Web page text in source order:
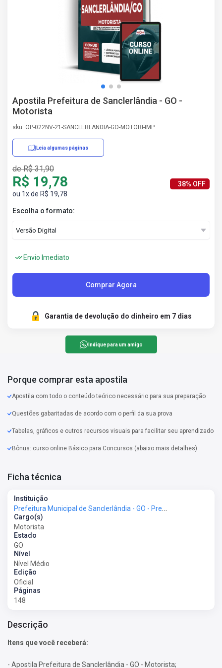
Apostila Prefeitura de Sanclerlândia - GO -
Motorista
sku: OP-022NV-21-SANCLERLANDIA-GO-MOTORI-IMP
Leia algumas páginas
de R$ 31,90
R$ 19,78
ou 1x de R$ 19,78
38% OFF
Escolha o formato:
Envio Imediato
Comprar Agora
Garantia de devolução do dinheiro em 7 dias
Indique para um amigo
Porque comprar esta apostila
Apostila com todo o conteúdo teórico necessário para sua preparação
Questões gabaritadas de acordo com o perfil da sua prova
Tabelas, gráficos e outros recursos visuais para facilitar seu aprendizado
Bônus: curso online Básico para Concursos (abaixo mais detalhes)
Ficha técnica
Instituição
Prefeitura Municipal de Sanclerlândia - GO - Prefeitura de Sanclerlândia - GO
Cargo(s)
Motorista
Estado
GO
Nível
Nível Médio
Edição
Oficial
Páginas
148
Descrição
Itens que você receberá:
- Apostila Prefeitura de Sanclerlândia - GO - Motorista;